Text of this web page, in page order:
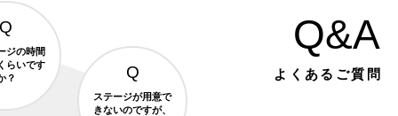
Q&A
よくあるご質問
ステージが用意で
きないのですが、
ジの時間
らいです
？